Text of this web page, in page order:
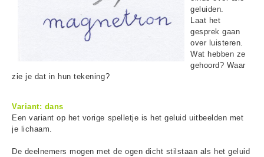
geluiden.
Laat het
gesprek gaan
over luisteren.
Wat hebben ze
gehoord? Waar
zie je dat in hun tekening?
Variant: dans
Een variant op het vorige spelletje is het geluid uitbeelden met
je lichaam.
De deelnemers mogen met de ogen dicht stilstaan als het geluid